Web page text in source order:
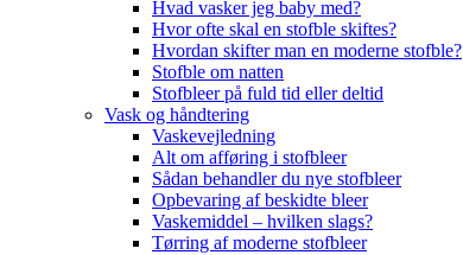
Hvad vasker jeg baby med?
Hvor ofte skal en stofble skiftes?
Hvordan skifter man en moderne stofble?
Stofble om natten
Stofbleer på fuld tid eller deltid
Vask og håndtering
Vaskevejledning
Alt om afføring i stofbleer
Sådan behandler du nye stofbleer
Opbevaring af beskidte bleer
Vaskemiddel – hvilken slags?
Tørring af moderne stofbleer